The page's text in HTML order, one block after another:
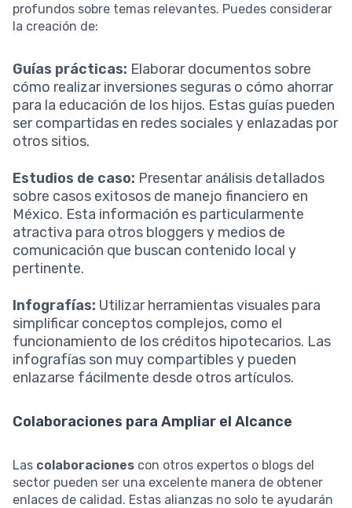
profundos sobre temas relevantes. Puedes considerar
la creación de:
Guías prácticas: Elaborar documentos sobre
cómo realizar inversiones seguras o cómo ahorrar
para la educación de los hijos. Estas guías pueden
ser compartidas en redes sociales y enlazadas por
otros sitios.
Estudios de caso: Presentar análisis detallados
sobre casos exitosos de manejo financiero en
México. Esta información es particularmente
atractiva para otros bloggers y medios de
comunicación que buscan contenido local y
pertinente.
Infografías: Utilizar herramientas visuales para
simplificar conceptos complejos, como el
funcionamiento de los créditos hipotecarios. Las
infografías son muy compartibles y pueden
enlazarse fácilmente desde otros artículos.
Colaboraciones para Ampliar el Alcance
Las colaboraciones con otros expertos o blogs del
sector pueden ser una excelente manera de obtener
enlaces de calidad. Estas alianzas no solo te ayudarán